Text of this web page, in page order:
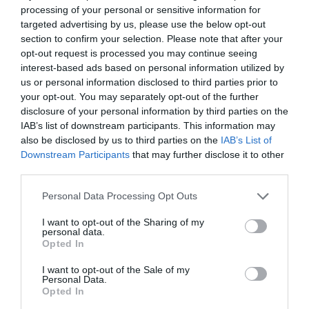
processing of your personal or sensitive information for
targeted advertising by us, please use the below opt-out
section to confirm your selection. Please note that after your
opt-out request is processed you may continue seeing
interest-based ads based on personal information utilized by
us or personal information disclosed to third parties prior to
your opt-out. You may separately opt-out of the further
disclosure of your personal information by third parties on the
IAB’s list of downstream participants. This information may
also be disclosed by us to third parties on the IAB’s List of
Downstream Participants that may further disclose it to other
Personal Data Processing Opt Outs
I want to opt-out of the Sharing of my
personal data.
Opted In
I want to opt-out of the Sale of my
Personal Data.
Opted In
Uno.Petra llora de dolor. Dos.Está muy
dilatada. Tres.No creo ni que lleguemos al
paritorio.Cuatro.Blanca besa a Petra, que se
contorsiona y aprieta los dientes.Cinco. Anna
reniega por la falta de personal: ¡yo no soy
matrona!Seis.Anna prepara los utensilios al lado
de la camilla.Siete.Se arremanga las
mangas.Ocho. Ya le veo la cabeza.Nueve.Petra,
respira y empuja.
Muy bien, lo haces muy
cómo se hacía la maniobra. Tiene medio
cuerpecito entre las manos.Doce.
Un llanto
precioso rompe el silencio de la extenuada
Petra se pone al niño en el pecho y abraza a